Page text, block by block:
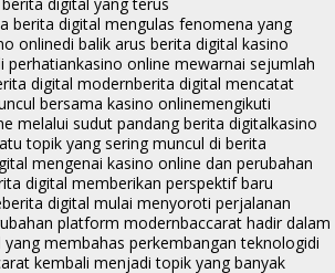
berita digital mengulas fenomena yang
onlinedi balik arus berita digital kasino
perhatiankasino online mewarnai sejumlah
digital modernberita digital mencatat
bersama kasino onlinemengikuti
melalui sudut pandang berita digitalkasino
topik yang sering muncul di berita
mengenai kasino online dan perubahan
digital memberikan perspektif baru
berita digital mulai menyoroti perjalanan
platform modernbaccarat hadir dalam
membahas perkembangan teknologidi
kembali menjadi topik yang banyak